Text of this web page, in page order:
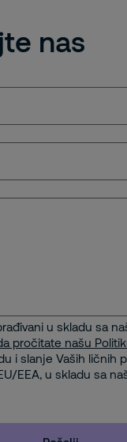
nas
u skladu sa
pročitate našu
i slanje Vaših ličnih
EEA, u skladu sa